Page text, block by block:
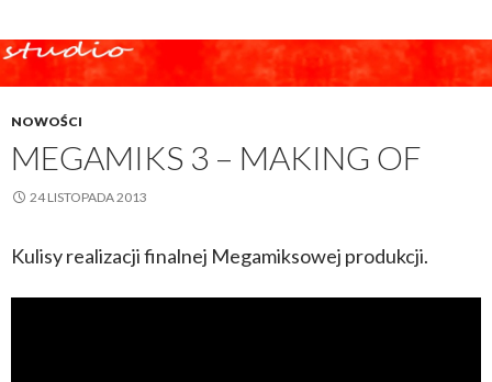
NOWOŚCI
MEGAMIKS 3 – MAKING OF
24 LISTOPADA 2013
Kulisy realizacji finalnej Megamiksowej produkcji.